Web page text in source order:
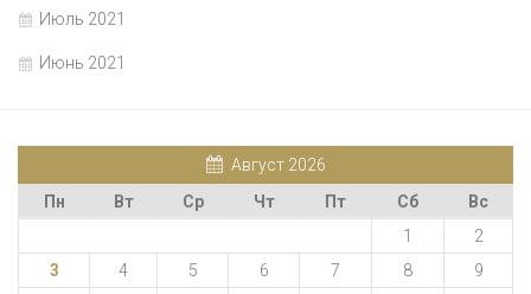
Июль 2021
Июнь 2021
Август 2026
Пн
Вт Ср Чт Пт Сб
Вс
1
2
3
4 5 6 7 8
9